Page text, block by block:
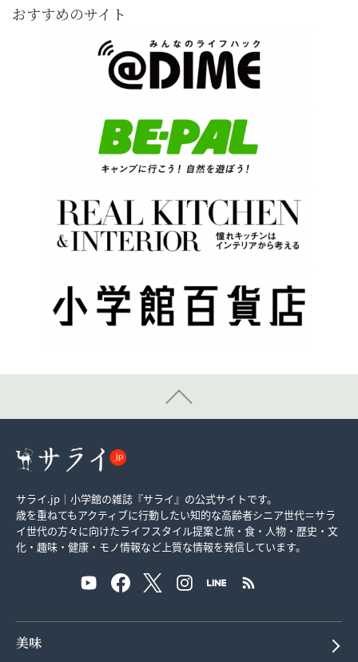
おすすめのサイト
サライ.jp｜小学館の雑誌『サライ』の公式サイトです。
歳を重ねてもアクティブに行動したい知的な高齢者シニア世代＝サラ
イ世代の方々に向けたライフスタイル提案と旅・食・人物・歴史・文
化・趣味・健康・モノ情報など上質な情報を発信しています。
美味